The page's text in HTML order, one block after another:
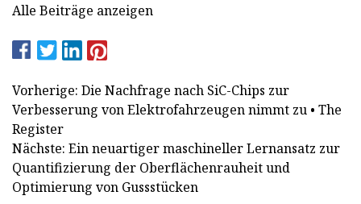
Alle Beiträge anzeigen
Vorherige: Die Nachfrage nach SiC-Chips zur
Verbesserung von Elektrofahrzeugen nimmt zu • The
Register
Nächste: Ein neuartiger maschineller Lernansatz zur
Quantifizierung der Oberflächenrauheit und
Optimierung von Gussstücken